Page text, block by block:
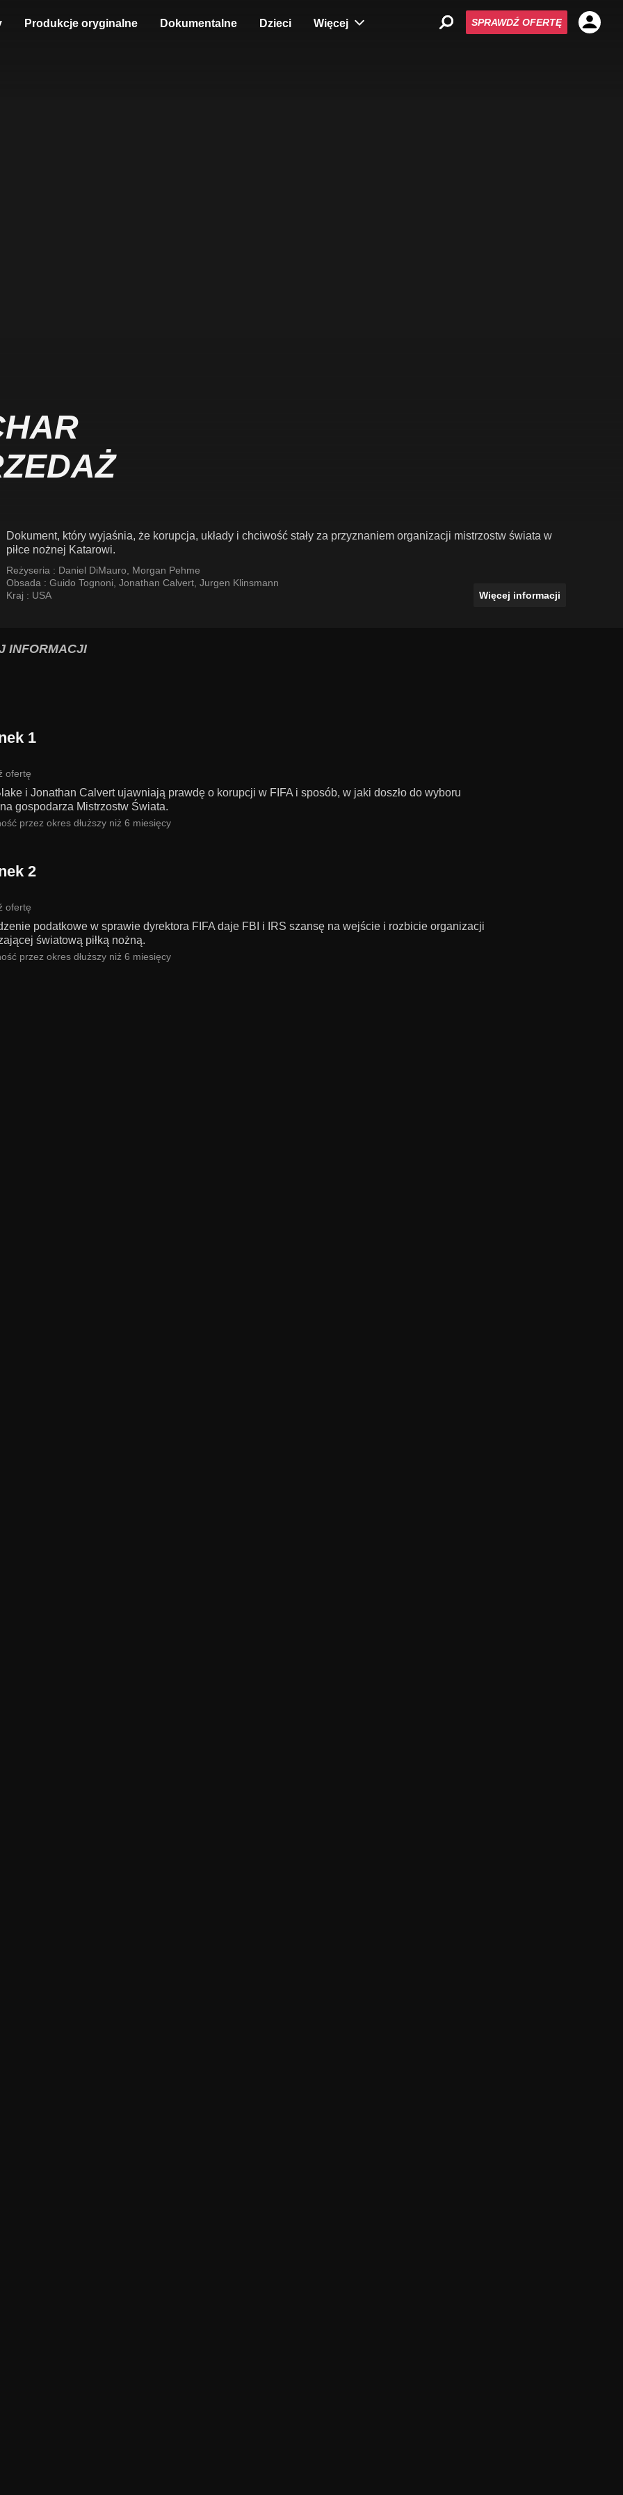
Produkcje oryginalne Dokumentalne Dzieci Więcej SPRAWDŹ OFERTĘ
Dokument, który wyjaśnia, że korupcja, układy i chciwość stały za przyznaniem organizacji mistrzostw świata w
piłce nożnej Katarowi.
Reżyseria : Daniel DiMauro
Morgan Pehme
Obsada : Guido Tognoni Jonathan Calvert Jurgen Klinsmann
Kraj : USA Więcej informacji
INFORMACJI
1
ofertę
i Jonathan Calvert ujawniają prawdę o korupcji w FIFA i sposób, w jaki doszło do wyboru
gospodarza Mistrzostw Świata.
przez okres dłuższy niż 6 miesięcy
2
ofertę
podatkowe w sprawie dyrektora FIFA daje FBI i IRS szansę na wejście i rozbicie organizacji
światową piłką nożną.
przez okres dłuższy niż 6 miesięcy